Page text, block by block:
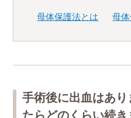
母体保護法とは 母
手術後に出血はあ
たらどのくらい続き